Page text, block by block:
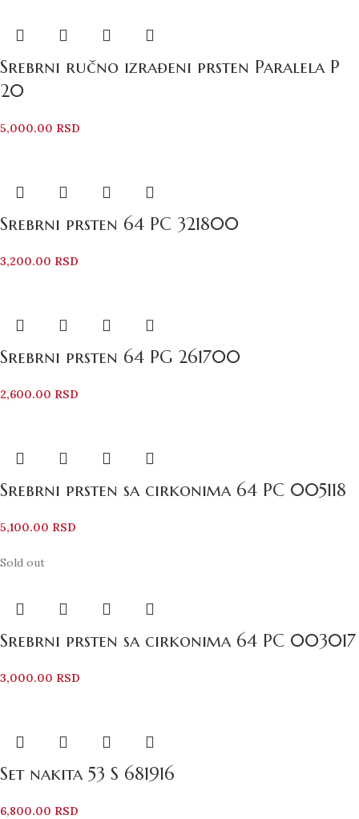
Srebrni ručno izrađeni prsten Paralela P
20
5,000.00 RSD
Srebrni prsten 64 PC 321800
3,200.00 RSD
Srebrni prsten 64 PG 261700
2,600.00 RSD
Srebrni prsten sa cirkonima 64 PC 005118
5,100.00 RSD
Sold out
Srebrni prsten sa cirkonima 64 PC 003017
3,000.00 RSD
Set nakita 53 S 681916
6,800.00 RSD